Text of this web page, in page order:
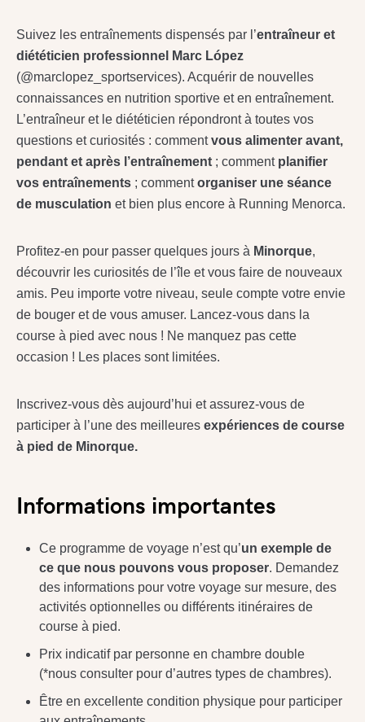
Suivez les entraînements dispensés par l’entraîneur et
diététicien professionnel Marc López
(@marclopez_sportservices). Acquérir de nouvelles
connaissances en nutrition sportive et en entraînement.
L’entraîneur et le diététicien répondront à toutes vos
questions et curiosités : commentvous alimenter avant,
pendant et après l’entraînement ; comment planifier
vos entraînements ; commentorganiser une séance
de musculation et bien plus encore à Running Menorca.
Profitez-en pour passer quelques jours à Minorque,
découvrir les curiosités de l’île et vous faire de nouveaux
amis. Peu importe votre niveau, seule compte votre envie
de bouger et de vous amuser. Lancez-vous dans la
course à pied avec nous ! Ne manquez pas cette
occasion ! Les places sont limitées.
Inscrivez-vous dès aujourd’hui et assurez-vous de
participer à l’une des meilleures expériences de course
à pied de Minorque.
Informations importantes
Ce programme de voyage n’est qu’un exemple de
ce que nous pouvons vous proposer. Demandez
des informations pour votre voyage sur mesure, des
activités optionnelles ou différents itinéraires de
course à pied.
Prix indicatif par personne en chambre double
(*nous consulter pour d’autres types de chambres).
Être en excellente condition physique pour participer